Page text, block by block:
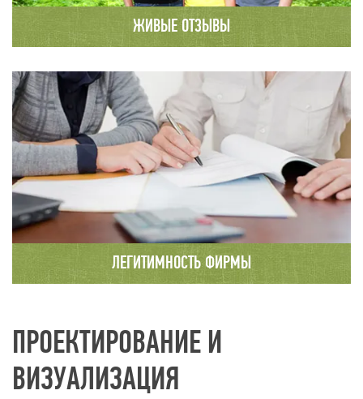
ЖИВЫЕ ОТЗЫВЫ
реальные отзывы наших клиентов с
телефонами и адресами. Вы можете связаться
с любым из них.
ЛЕГИТИМНОСТЬ ФИРМЫ
ПРОЕКТИРОВАНИЕ И
ВИЗУАЛИЗАЦИЯ